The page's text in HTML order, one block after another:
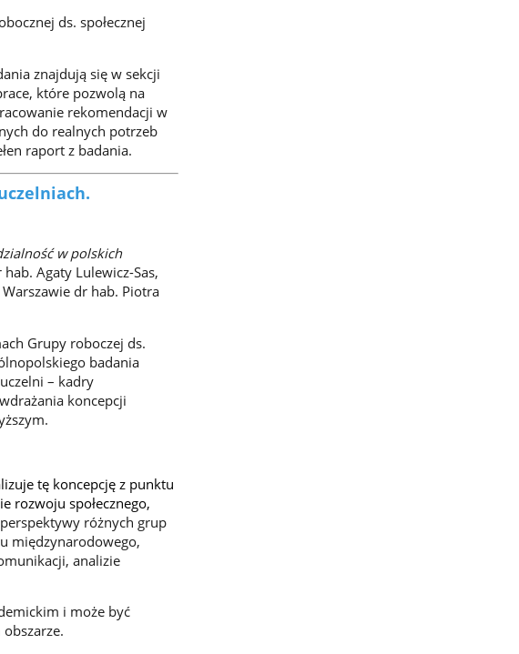
ds. społecznej
znajdują się w sekcji
które pozwolą na
rekomendacji w
do realnych potrzeb
raport z badania.
w polskich
Agaty Lulewicz-Sas,
Warszawie dr hab. Piotra
Grupy roboczej ds.
badania
– kadry
koncepcji
tę koncepcję z punktu
rozwoju społecznego,
różnych grup
międzynarodowego,
analizie
i może być